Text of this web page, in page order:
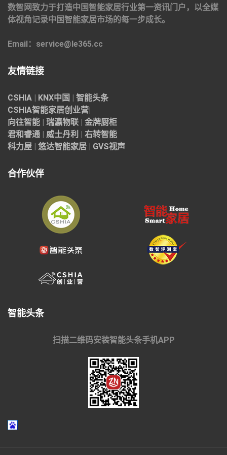
数智网致力于打造中国智能家居行业第一资讯门户，以全媒
体视角记录中国智能家居市场的每一步成长。
Email：service@le365.cc
友情链接
CSHIA KNX中国
智能头条
CSHIA智能家居创业营
向往智能
瑞瀛物联
金牌厨柜
君和睿通
威士丹利
右转智能
科力屋
悠达智能家居 GVS视声
合作伙伴
智能头条
扫描二维码安装智能头条手机APP